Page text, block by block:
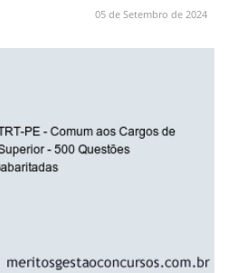
05 de Setembro de 2024